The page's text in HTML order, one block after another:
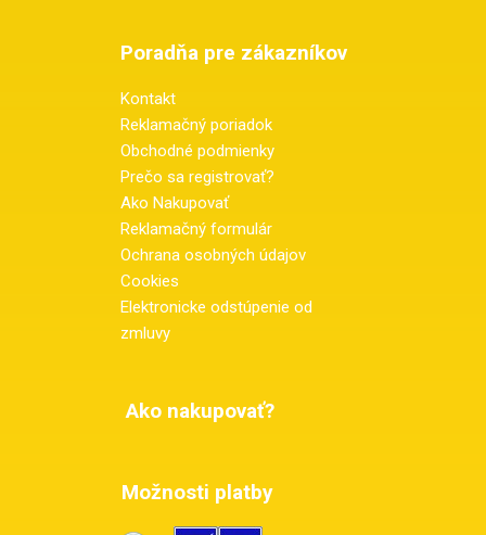
Poradňa pre zákazníkov
Kontakt
Reklamačný poriadok
Obchodné podmienky
Prečo sa registrovať?
Ako Nakupovať
Reklamačný formulár
Ochrana osobných údajov
Cookies
Elektronicke odstúpenie od
zmluvy
Ako nakupovať?
Možnosti platby